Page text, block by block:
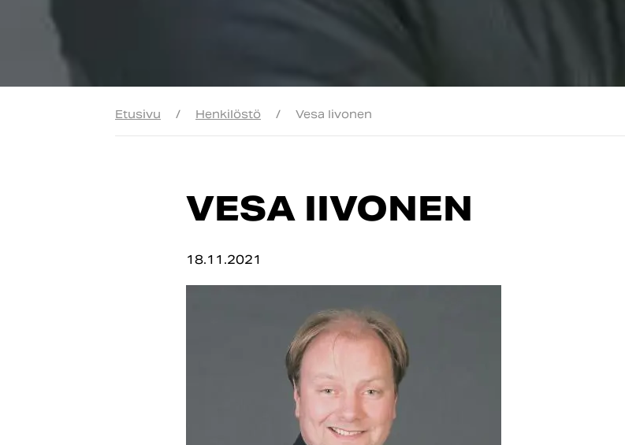
Etusivu / Henkilöstö / Vesa Iivonen
VESA IIVONEN
18.11.2021